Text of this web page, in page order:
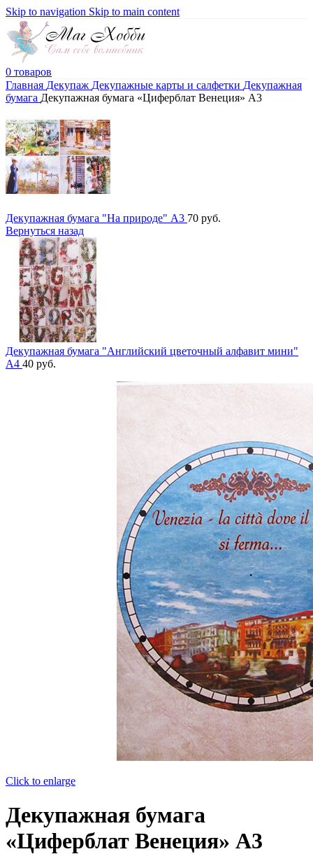
Skip to navigation Skip to main content
0 товаров
Главная Декупаж Декупажные карты и салфетки Декупажная
бумага Декупажная бумага «Циферблат Венеция» А3
Декупажная бумага "На природе" А3 70 руб.
Вернуться назад
Декупажная бумага "Английский цветочный алфавит мини"
А4 40 руб.
Click to enlarge
Декупажная бумага
«Циферблат Венеция» А3